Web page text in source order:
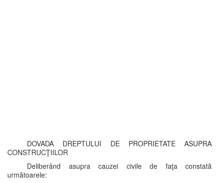
DOVADA DREPTULUI DE PROPRIETATE ASUPRA
CONSTRUCŢIILOR
Deliberând asupra cauzei civile de faţa constată
următoarele: